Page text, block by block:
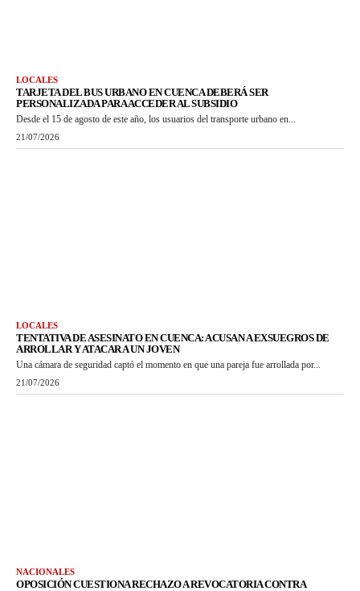
LOCALES
TARJETA DEL BUS URBANO EN CUENCA DEBERÁ SER
PERSONALIZADA PARA ACCEDER AL SUBSIDIO
Desde el 15 de agosto de este año, los usuarios del transporte urbano en...
21/07/2026
LOCALES
TENTATIVA DE ASESINATO EN CUENCA: ACUSAN A EXSUEGROS DE
ARROLLAR Y ATACAR A UN JOVEN
Una cámara de seguridad captó el momento en que una pareja fue arrollada por...
21/07/2026
NACIONALES
OPOSICIÓN CUESTIONA RECHAZO A REVOCATORIA CONTRA